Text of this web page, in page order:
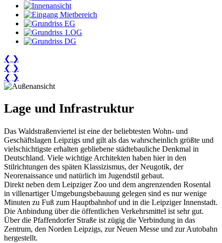
❮ ❯
❮ ❯
❮ ❯
Lage und Infrastruktur
Das Waldstraßenviertel ist eine der beliebtesten Wohn- und
Geschäftslagen Leipzigs und gilt als das wahrscheinlich größte und
vielschichtigste erhalten gebliebene städtebauliche Denkmal in
Deutschland. Viele wichtige Architekten haben hier in den
Stilrichtungen des späten Klassizismus, der Neugotik, der
Neorenaissance und natürlich im Jugendstil gebaut.
Direkt neben dem Leipziger Zoo und dem angrenzenden Rosental
in villenartiger Umgebungsbebauung gelegen sind es nur wenige
Minuten zu Fuß zum Hauptbahnhof und in die Leipziger Innenstadt.
Die Anbindung über die öffentlichen Verkehrsmittel ist sehr gut.
Über die Pfaffendorfer Straße ist zügig die Verbindung in das
Zentrum, den Norden Leipzigs, zur Neuen Messe und zur Autobahn
hergestellt.